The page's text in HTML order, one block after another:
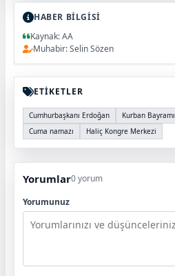
HABER BİLGİSİ
Kaynak: AA
Muhabir: Selin Sözen
ETİKETLER
Cumhurbaşkanı Erdoğan Kurban Bayramı
Cuma namazı
Haliç Kongre Merkezi
Yorumlar0 yorum
Yorumunuz